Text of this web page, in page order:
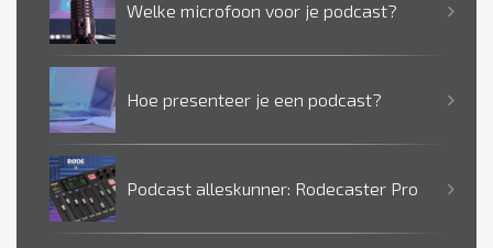
Welke microfoon voor je podcast?
Hoe presenteer je een podcast?
Podcast alleskunner: Rodecaster Pro